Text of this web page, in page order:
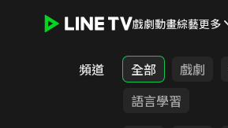
戲劇動畫綜藝更多
頻道 全部 戲劇
語言學習